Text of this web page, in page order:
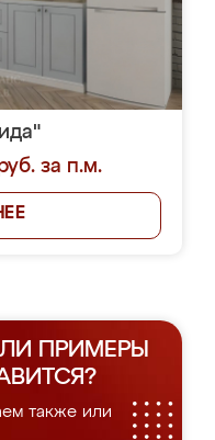
за п.м.
ПРИМЕРЫ
также или